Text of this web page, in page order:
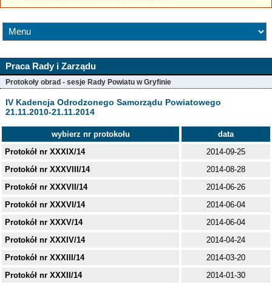
Praca Rady i Zarządu
Protokoły obrad - sesje Rady Powiatu w Gryfinie
IV Kadencja Odrodzonego Samorządu Powiatowego
21.11.2010-21.11.2014
wybierz nr protokołu
data
Protokół nr XXXIX/14
2014-09-25
Protokół nr XXXVIII/14
2014-08-28
Protokół nr XXXVII/14
2014-06-26
Protokół nr XXXVI/14
2014-06-04
Protokół nr XXXV/14
2014-06-04
Protokół nr XXXIV/14
2014-04-24
Protokół nr XXXIII/14
2014-03-20
Protokół nr XXXII/14
2014-01-30